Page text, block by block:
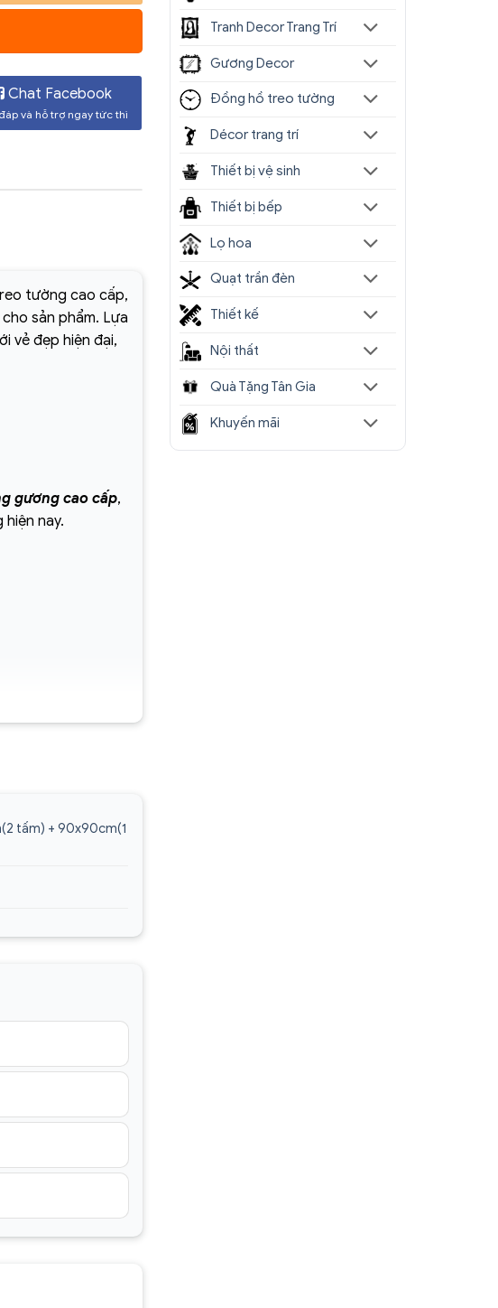
Chat Facebook
và hỗ trợ ngay tức thì
tường cao cấp,
sản phẩm. Lựa
vẻ đẹp hiện đại,
gương cao cấp,
nay.
có giá trị trên
khách vui
tranh-
tấm) + 90x90cm(1
Tranh Decor Trang Trí
Gương Decor
Đồng hồ treo tường
Décor trang trí
Thiết bị vệ sinh
Thiết bị bếp
Lọ hoa
Quạt trần đèn
Thiết kế
Nội thất
Quà Tặng Tân Gia
Khuyến mãi